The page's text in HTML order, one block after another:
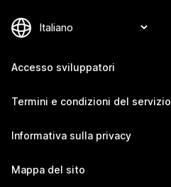
Accesso sviluppatori
Termini e condizioni del servizio
Informativa sulla privacy
Mappa del sito